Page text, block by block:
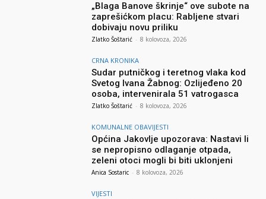
„Blaga Banove škrinje“ ove subote na
zaprešićkom placu: Rabljene stvari
dobivaju novu priliku
Zlatko Šoštarić - 8 kolovoza, 2026
CRNA KRONIKA
Sudar putničkog i teretnog vlaka kod
Svetog Ivana Žabnog: Ozlijeđeno 20
osoba, intervenirala 51 vatrogasca
Zlatko Šoštarić - 8 kolovoza, 2026
KOMUNALNE OBAVIJESTI
Općina Jakovlje upozorava: Nastavi li
se nepropisno odlaganje otpada,
zeleni otoci mogli bi biti uklonjeni
Anica Sostaric - 8 kolovoza, 2026
VIJESTI